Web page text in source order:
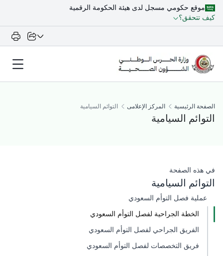
موقع حكومي مسجل لدى هيئة الحكومة الرقمية
كيف تتحقق؟
الصفحة الرئيسية المركز الإعلامى ​التوائم السيامية
​التوائم السيامية
في هذه الصفحة
​التوائم السيامية
​عملية فصل التوأم السعودي
الخطة الجراحية لفصل التوأم السعودي
الفريق الجراحي لفصل التوأم السعودي
فريق التخصصات لفصل التوأم السعودي